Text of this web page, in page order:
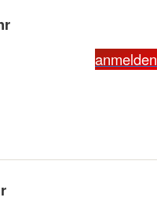
anmelden